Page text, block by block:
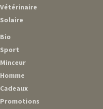
Vétérinaire
Solaire
Bio
Sport
Minceur
Homme
Cadeaux
Promotions